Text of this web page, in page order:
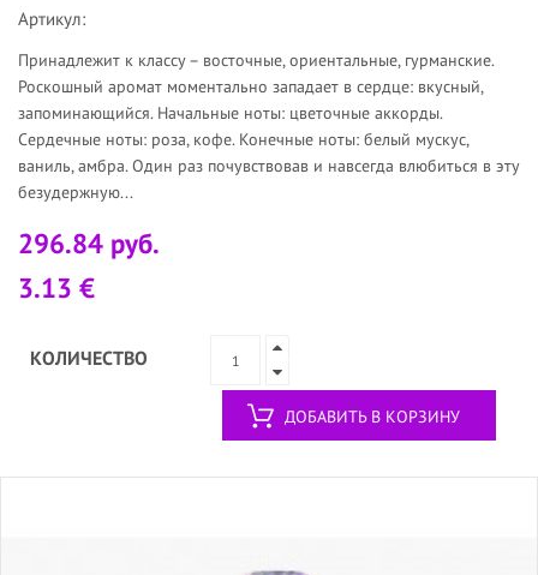
Артикул:
Принадлежит к классу – восточные, ориентальные, гурманские.
Роскошный аромат моментально западает в сердце: вкусный,
запоминающийся. Начальные ноты: цветочные аккорды.
Сердечные ноты: роза, кофе. Конечные ноты: белый мускус,
ваниль, амбра. Один раз почувствовав и навсегда влюбиться в эту
безудержную...
296.84 руб.
3.13 €
КОЛИЧЕСТВО
ДОБАВИТЬ В КОРЗИНУ